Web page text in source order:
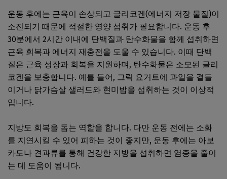
운동 후에는 근육이 손상되고 글리코겐(에너지 저장 물질)이
소진되기 때문에 적절한 영양 섭취가 필요합니다. 운동 후
30분에서 2시간 이내에 단백질과 탄수화물을 함께 섭취하면
근육 회복과 에너지 재충전을 도울 수 있습니다. 이때 단백
질은 근육 성장과 회복을 지원하며, 탄수화물은 소모된 글리
코겐을 보충합니다. 예를 들어, 그릭 요거트에 과일을 곁들
이거나 닭가슴살 샐러드와 현미밥을 섭취하는 것이 이상적
입니다.
지방도 회복을 돕는 역할을 합니다. 다만 운동 전에는 소화
를 지연시킬 수 있어 피하는 것이 좋지만, 운동 후에는 아보
카도나 견과류를 통해 건강한 지방을 섭취하면 염증을 줄이
는 데 도움이 됩니다.